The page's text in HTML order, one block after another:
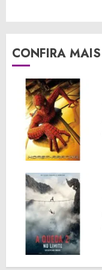
CONFIRA MAIS